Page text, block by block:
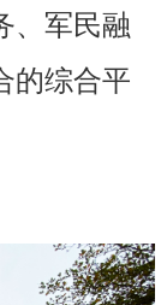
、军民融
的综合平